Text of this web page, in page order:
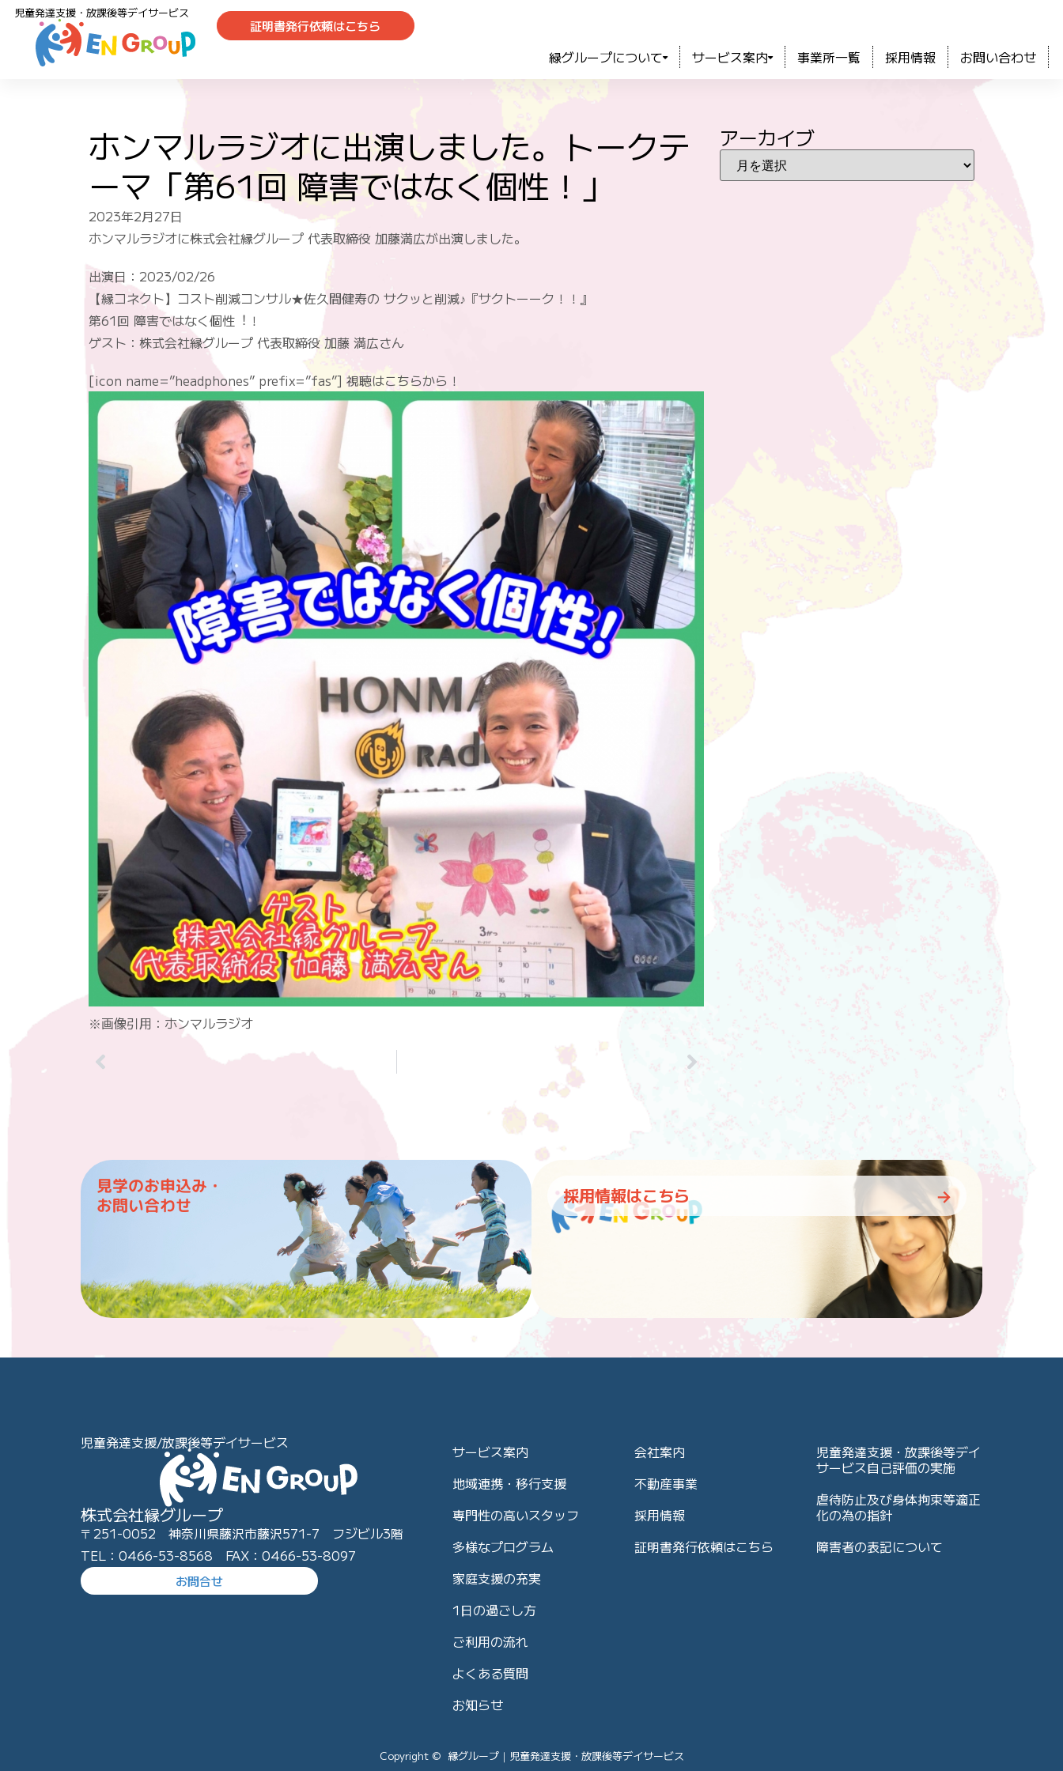
児童発達支援・放課後等デイサービス
証明書発行依頼はこちら
緑グループについて サービス案内 事業所一覧 採用情報 お問い合わせ
ホンマルラジオに出演しました。トークテ
ーマ「第61回 障害ではなく個性！」
2023年2月27日
ホンマルラジオに株式会社縁グループ 代表取締役 加藤満広が出演しました。
出演日：2023/02/26
【縁コネクト】コスト削減コンサル★佐久間健寿の サクッと削減♪『サクトーーク！！』
第61回 障害ではなく個性︕！
ゲスト：株式会社縁グループ 代表取締役 加藤 満広さん
[icon name=”headphones” prefix=”fas”] 視聴はこちらから！
※画像引用：ホンマルラジオ
アーカイブ
見学のお申込み・
お問い合わせ
採用情報はこちら
児童発達支援/放課後等デイサービス
株式会社縁グループ
〒251-0052 神奈川県藤沢市藤沢571-7 フジビル3階
TEL：0466-53-8568 FAX：0466-53-8097
お問合せ
サービス案内
地域連携・移行支援
専門性の高いスタッフ
多様なプログラム
家庭支援の充実
1日の過ごし方
ご利用の流れ
よくある質問
お知らせ
会社案内
不動産事業
採用情報
証明書発行依頼はこちら
児童発達支援・放課後等デイ
サービス自己評価の実施
虐待防止及び身体拘束等適正
化の為の指針
障害者の表記について
Copyright © 縁グループ｜児童発達支援・放課後等デイサービス